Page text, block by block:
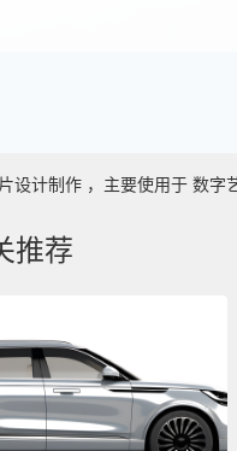
计制作 ，主要使用于 数
推荐